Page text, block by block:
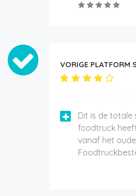
VORIGE PLATFORM
Dit is de totale
foodtruck
vanaf het oude